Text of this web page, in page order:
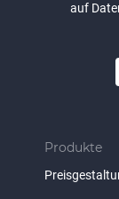
auf
Produkte